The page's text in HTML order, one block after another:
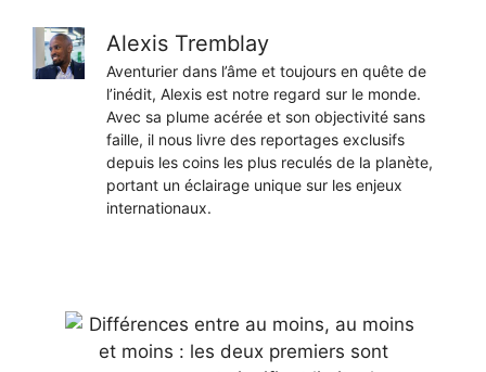
Alexis Tremblay
Aventurier dans l’âme et toujours en quête de
l’inédit, Alexis est notre regard sur le monde.
Avec sa plume acérée et son objectivité sans
faille, il nous livre des reportages exclusifs
depuis les coins les plus reculés de la planète,
portant un éclairage unique sur les enjeux
internationaux.